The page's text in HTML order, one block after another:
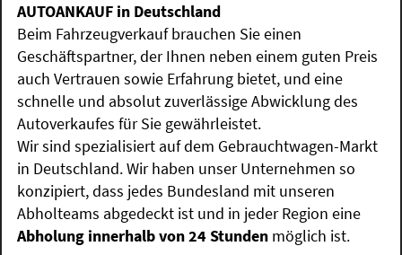
AUTOANKAUF in Deutschland
Beim Fahrzeugverkauf brauchen Sie einen
Geschäftspartner, der Ihnen neben einem guten Preis
auch Vertrauen sowie Erfahrung bietet, und eine
schnelle und absolut zuverlässige Abwicklung des
Autoverkaufes für Sie gewährleistet.
Wir sind spezialisiert auf dem Gebrauchtwagen-Markt
in Deutschland. Wir haben unser Unternehmen so
konzipiert, dass jedes Bundesland mit unseren
Abholteams abgedeckt ist und in jeder Region eine
Abholung innerhalb von 24 Stunden möglich ist.